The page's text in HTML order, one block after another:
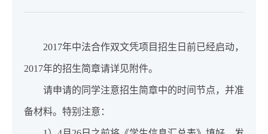
2017年中法合作双文凭项目招生日前已经启动，
2017年的招生简章请详见附件。
请申请的同学注意招生简章中的时间节点，并准
备材料。特别注意：